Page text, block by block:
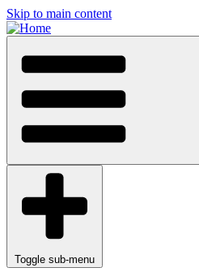
Skip to main content
Toggle sub-menu